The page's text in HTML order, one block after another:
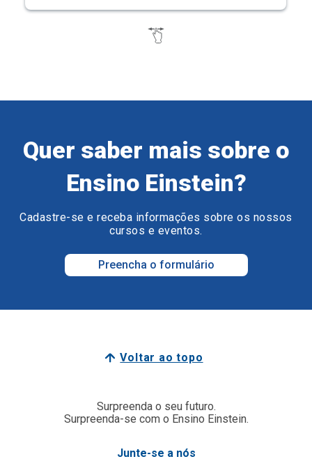
Quer saber mais sobre o
Ensino Einstein?
Cadastre-se e receba informações sobre os nossos
cursos e eventos.
Preencha o formulário
Voltar ao topo
Surpreenda o seu futuro.
Surpreenda-se com o Ensino Einstein.
Junte-se a nós